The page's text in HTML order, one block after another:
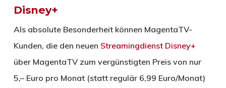
Disney+
Als absolute Besonderheit können MagentaTV-
Kunden, die den neuen Streamingdienst Disney+
über MagentaTV zum vergünstigten Preis von nur
5,– Euro pro Monat (statt regulär 6,99 Euro/Monat)